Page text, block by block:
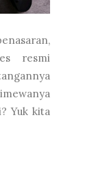
resmi
Yuk kita